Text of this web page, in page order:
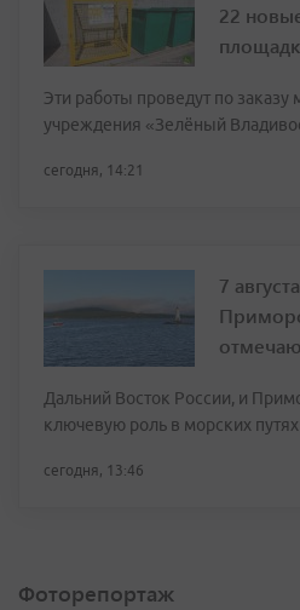
22
Эти работы проведут по заказу
учреждения «Зелёный
сегодня, 14:21
7
Дальний Восток России, и
ключевую роль в морских путях
сегодня, 13:46
Фоторепортаж